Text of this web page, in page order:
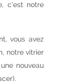
c'est notre
vous avez
notre vitrier
nouveau